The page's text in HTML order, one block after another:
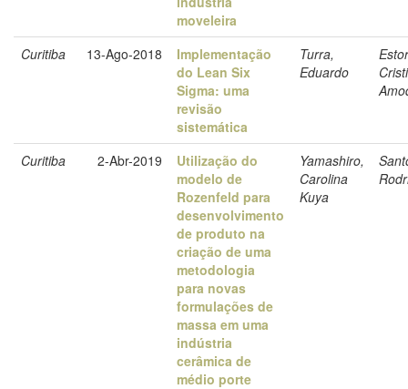
moveleira
Curitiba
13-Ago-2018
Implementação
do Lean Six
Sigma: uma
revisão
sistemática
Turra,
Eduardo
Curitiba 2-Abr-2019
Utilização do
modelo de
Rozenfeld para
desenvolvimento
de produto na
criação de uma
metodologia
para novas
formulações de
massa em uma
indústria
cerâmica de
médio porte
Yamashiro,
Carolina
Kuya